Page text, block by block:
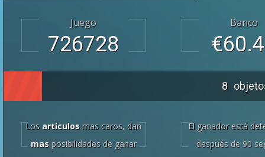
Juego
726728
Banco
8
Los artículos mas caros, dan
masposibilidades de ganar
El ganador está
después de 90